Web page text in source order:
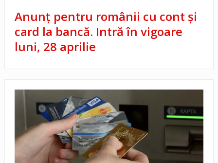
Anunț pentru românii cu cont și
card la bancă. Intră în vigoare
luni, 28 aprilie